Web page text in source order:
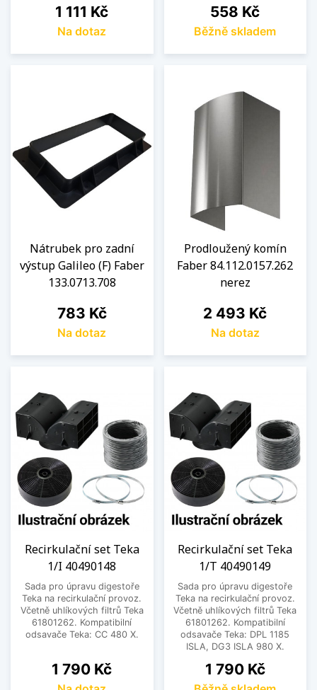
Cena
1 111 Kč
Na dotaz
Cena
558 Kč
Běžně skladem
Nátrubek pro zadní
výstup Galileo (F) Faber
133.0713.708
Cena
783 Kč
Na dotaz
Prodloužený komín
Faber 84.112.0157.262
nerez
Cena
2 493 Kč
Na dotaz
Recirkulační set Teka
1/I 40490148
Sada pro úpravu digestoře
Teka na recirkulační provoz.
Včetně uhlíkových filtrů Teka
61801262. Kompatibilní
odsavače Teka: CC 480 X.
Cena
1 790 Kč
Recirkulační set Teka
1/T 40490149
Sada pro úpravu digestoře
Teka na recirkulační provoz.
Včetně uhlíkových filtrů Teka
61801262. Kompatibilní
odsavače Teka: DPL 1185
ISLA, DG3 ISLA 980 X.
Cena
1 790 Kč